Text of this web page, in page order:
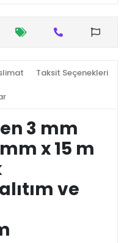
Taksit Seçenekleri
3 mm
x 15 m
ve